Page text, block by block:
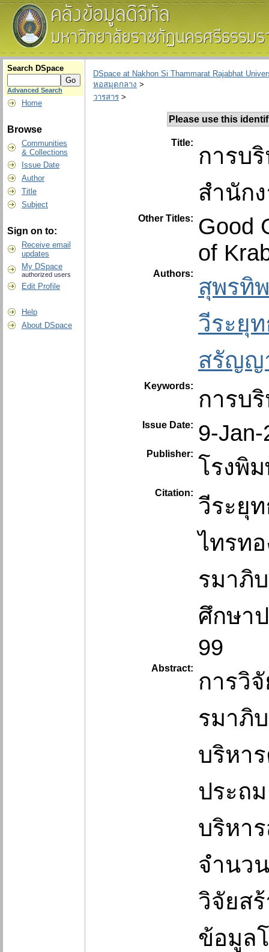
Search DSpace
Advanced Search
Home
Browse
Communities
& Collections
Issue Date
Author
Title
Subject
Sign on to:
Receive email
updates
My DSpace
authorized users
Edit Profile
Help
About DSpace
DSpace at Nakhon Si Thammarat Rajabhat
หอสมุดกลาง >
วารสาร >
Please use this
Title:
การบ
สำนัก
Other Titles:
Good
of
Authors:
สุพรทิ
วีระยุ
สรัญญ
Keywords:
การบ
Issue Date: 9-Jan-
Publisher:
โรงพิ
Citation:
วีระยุ
ไทรท
รมาภิ
ศึกษา
99
Abstract:
การวิ
รมาภิ
บริหา
ประถ
บริหา
จำนว
วิจัยส
ข้อมูล